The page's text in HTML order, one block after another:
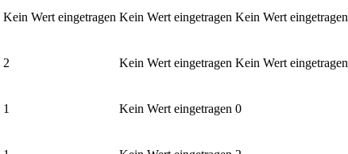
Kein Wert eingetragen Kein Wert eingetragen Kein Wert eingetragen
2 Kein Wert eingetragen Kein Wert eingetragen
1 Kein Wert eingetragen 0